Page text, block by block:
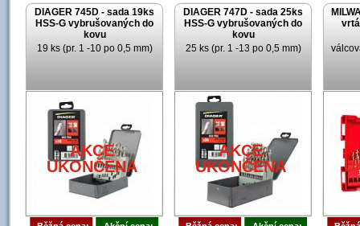
DIAGER 745D - sada 19ks
HSS-G vybrušovaných do
kovu
19 ks (pr. 1 -10 po 0,5 mm)
AKCE
UKONČENA
DIAGER 747D - sada 25ks
HSS-G vybrušovaných do
kovu
25 ks (pr. 1 -13 po 0,5 mm)
AKCE
UKONČENA